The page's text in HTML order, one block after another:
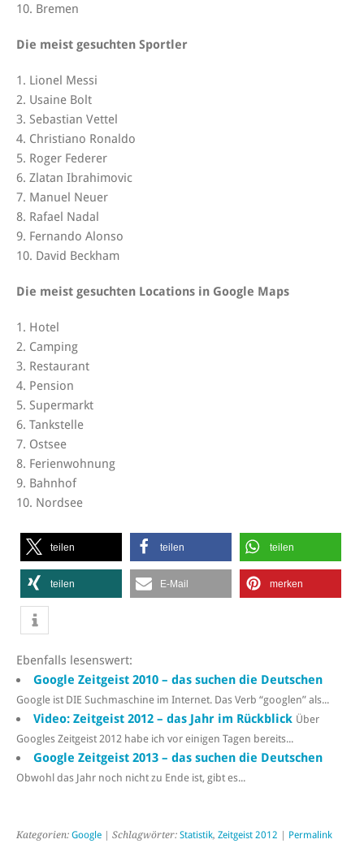
10. Bremen
Die meist gesuchten Sportler
1. Lionel Messi
2. Usaine Bolt
3. Sebastian Vettel
4. Christiano Ronaldo
5. Roger Federer
6. Zlatan Ibrahimovic
7. Manuel Neuer
8. Rafael Nadal
9. Fernando Alonso
10. David Beckham
Die meist gesuchten Locations in Google Maps
1. Hotel
2. Camping
3. Restaurant
4. Pension
5. Supermarkt
6. Tankstelle
7. Ostsee
8. Ferienwohnung
9. Bahnhof
10. Nordsee
teilen teilen teilen
teilen E-Mail merken
Ebenfalls lesenswert:
Google Zeitgeist 2010 – das suchen die Deutschen
Google ist DIE Suchmaschine im Internet. Das Verb “googlen” als...
Video: Zeitgeist 2012 – das Jahr im Rückblick Über
Googles Zeitgeist 2012 habe ich vor einigen Tagen bereits...
Google Zeitgeist 2013 – das suchen die Deutschen
Obwohl das Jahr noch nicht zu Ende ist, gibt es...
Kategorien: Google | Schlagwörter: Statistik, Zeitgeist 2012 Permalink